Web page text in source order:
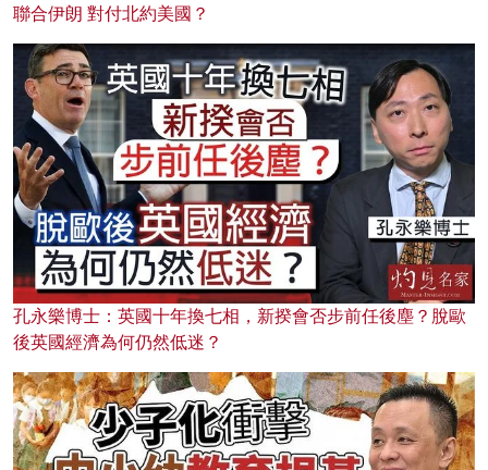
聯合伊朗 對付北約美國？
孔永樂博士：英國十年換七相，新揆會否步前任後塵？脫歐
後英國經濟為何仍然低迷？